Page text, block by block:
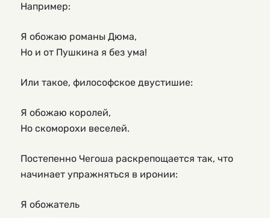
Например:
Я обожаю романы Дюма,
Но и от Пушкина я без ума!
Или такое, философское двустишие:
Я обожаю королей,
Но скоморохи веселей.
Постепенно Чегоша раскрепощается так, что
начинает упражняться в иронии:
Я обожатель